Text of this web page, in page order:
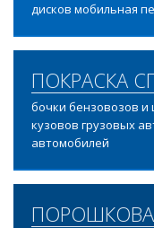
дисков мобильная
ПОКРАСКА
бочки бензовозов
кузовов грузовых
автомобилей